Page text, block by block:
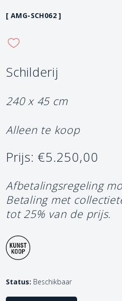
[ AMG-SCH062 ]
Schilderij
240 x 45 cm
Alleen te koop
Prijs: €5.250,00
Afbetalingsregeling
Betaling met
tot 25% van de prijs.
Status: Beschikbaar